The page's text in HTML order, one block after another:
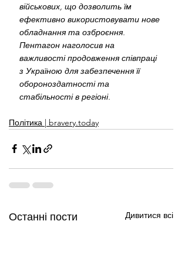
військових, що дозволить їм
ефективно використовувати нове
обладнання та озброєння.
Пентагон наголосив на
важливості продовження співпраці
з Україною для забезпечення її
обороноздатності та
стабільності в регіоні.
Політика | bravery.today
Останні пости Дивитися всі